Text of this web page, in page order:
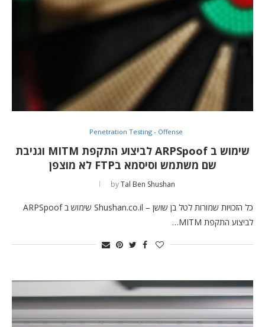
Penetration Testing - Offense
שימוש ב ARPSpoof לביצוע התקפת MITM וגניבת
שם משתמש וסיסמא בFTP לא מוצפן
byTal Ben Shushan
כל הזכויות שמורות לטל בן שושן – Shushan.co.il שימוש ב ARPSpoof
לביצוע התקפת MITM…